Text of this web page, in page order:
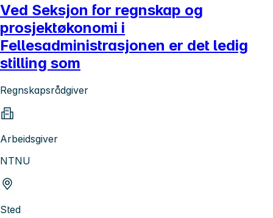
Ved Seksjon for regnskap og
prosjektøkonomi i
Fellesadministrasjonen er det ledig
stilling som
Regnskapsrådgiver
Arbeidsgiver
NTNU
Sted